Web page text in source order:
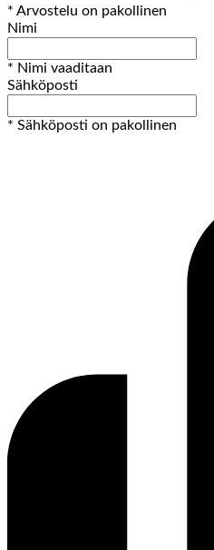
* Arvostelu on pakollinen
Nimi
* Nimi vaaditaan
Sähköposti
* Sähköposti on pakollinen